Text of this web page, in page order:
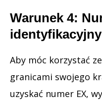
Warunek 4:
Aby móc korzystać
granicami swojego
uzyskać numer EX,